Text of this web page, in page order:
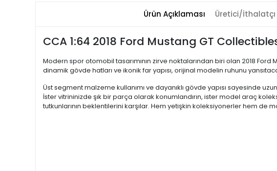
Ürün Açıklaması Üretici/İthalatçı
CCA 1:64 2018 Ford Mustang GT
Modern spor otomobil tasarımının zirve noktalarından biri olan 2018 Ford
dinamik gövde hatları ve ikonik far yapısı, orijinal modelin ruhunu
Üst segment malzeme kullanımı ve dayanıklı gövde yapısı sayesinde
İster vitrininizde şık bir parça olarak konumlandırın, ister model araç
tutkunlarının beklentilerini karşılar. Hem yetişkin koleksiyonerler hem de